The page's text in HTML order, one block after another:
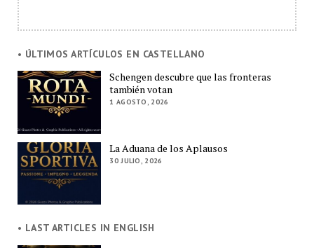
• ÚLTIMOS ARTÍCULOS EN CASTELLANO
Schengen descubre que las fronteras
también votan
1 AGOSTO, 2026
La Aduana de los Aplausos
30 JULIO, 2026
• LAST ARTICLES IN ENGLISH